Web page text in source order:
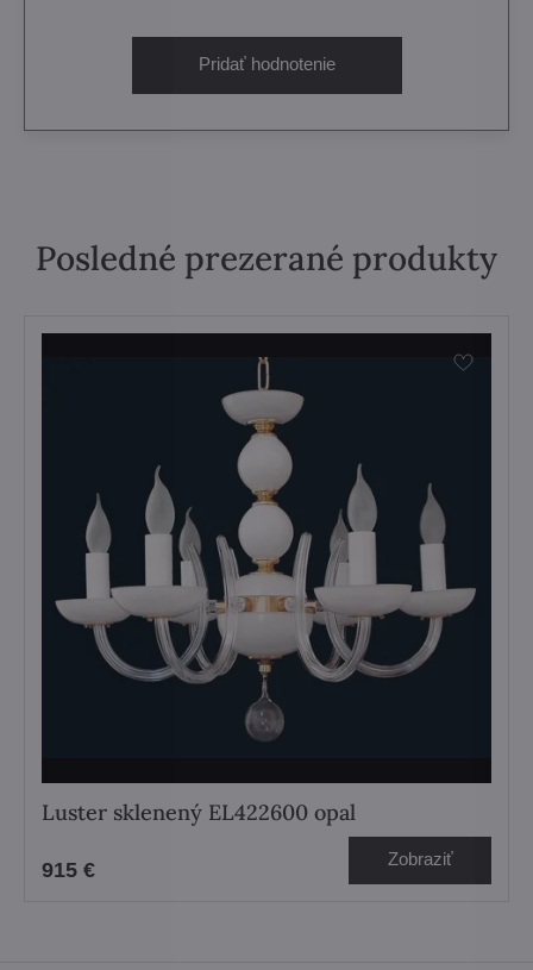
Pridať hodnotenie
Posledné prezerané produkty
Luster sklenený EL422600 opal
915 € Zobraziť